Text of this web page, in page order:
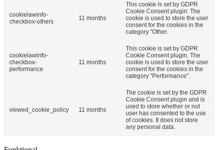
cookielawinfo-
checkbox-others
11 months
This cookie is set by GDPR
Cookie Consent plugin. The
cookie is used to store the user
consent for the cookies in the
category "Other.
cookielawinfo-
checkbox-
performance
11 months
This cookie is set by GDPR
Cookie Consent plugin. The
cookie is used to store the user
consent for the cookies in the
category "Performance".
viewed_cookie_policy 11 months
The cookie is set by the GDPR
Cookie Consent plugin and is
used to store whether or not
user has consented to the use
of cookies. It does not store
any personal data.